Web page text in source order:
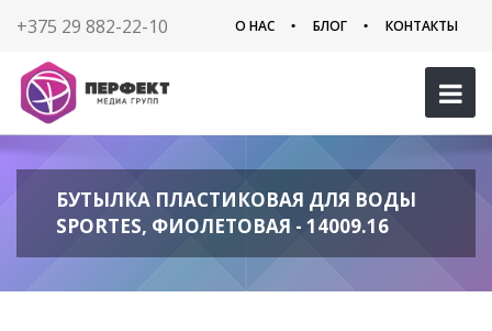
+375 29 882-22-10 О НАС БЛОГ КОНТАКТЫ
БУТЫЛКА ПЛАСТИКОВАЯ ДЛЯ ВОДЫ
SPORTES, ФИОЛЕТОВАЯ - 14009.16